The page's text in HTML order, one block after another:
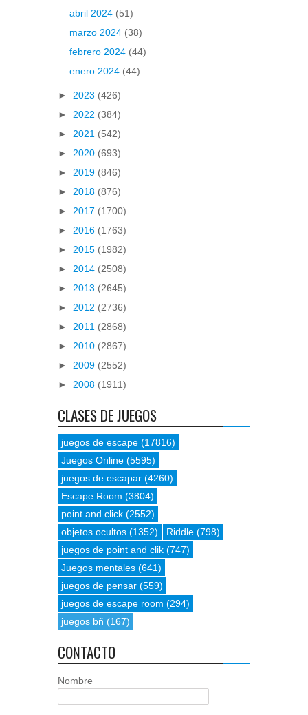
abril 2024 (51)
marzo 2024 (38)
febrero 2024 (44)
enero 2024 (44)
► 2023 (426)
► 2022 (384)
► 2021 (542)
► 2020 (693)
► 2019 (846)
► 2018 (876)
► 2017 (1700)
► 2016 (1763)
► 2015 (1982)
► 2014 (2508)
► 2013 (2645)
► 2012 (2736)
► 2011 (2868)
► 2010 (2867)
► 2009 (2552)
► 2008 (1911)
CLASES DE JUEGOS
juegos de escape (17816)
Juegos Online (5595)
juegos de escapar (4260)
Escape Room (3804)
point and click (2552)
objetos ocultos (1352) Riddle (798)
juegos de point and clik (747)
Juegos mentales (641)
juegos de pensar (559)
juegos de escape room (294)
juegos bñ (167)
CONTACTO
Nombre